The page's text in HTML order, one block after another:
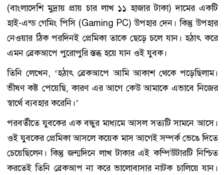
(বাংলাদেশি মুদ্রায় প্রায় চার লাখ ১১ হাজার টাকা) দামের একটি
হাই-এন্ড গেমিং পিসি (Gaming PC) উপহার দেন। কিন্তু উপহার
নেওয়ার ঠিক পরদিনই প্রেমিকা তাকে ছেড়ে চলে যান। হঠাৎ করে
এমন ব্রেকআপে পুরোপুরি স্তব্ধ হয়ে যান ওই যুবক।
তিনি লেখেন, ‘হঠাৎ ব্রেকআপে আমি আকাশ থেকে পড়েছিলাম।
ভীষণ কষ্ট পেয়েছি, কারণ এর আগে কেউ আমাকে এভাবে নিজের
স্বার্থে ব্যবহার করেনি।’
পরবর্তীতে যুবকের এক বন্ধুর মাধ্যমে আসল সত্যটি সামনে আসে।
ওই যুবকের প্রেমিকা আসলে কয়েক মাস আগেই সম্পর্ক ভেঙে দিতে
চেয়েছিলেন। কিন্তু জন্মদিনে লাখ টাকার এই কম্পিউটারটি নিশ্চিত
করতেই তিনি ব্রেকআপ না করে ভালোবাসার নাটক চালিয়ে যান।